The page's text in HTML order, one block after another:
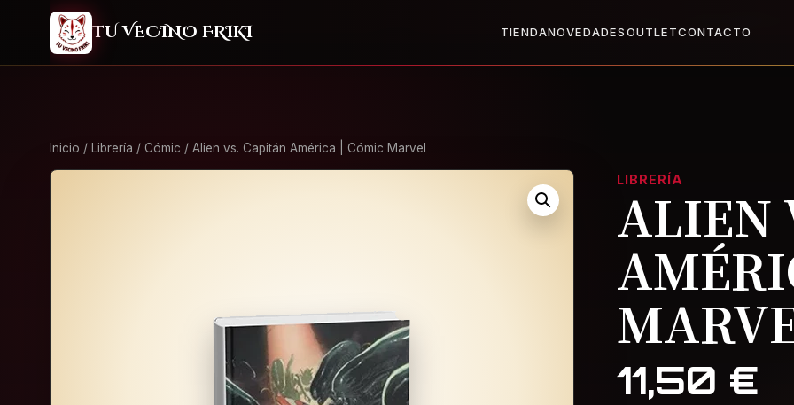
TU VECINO FRIKI TIENDANOVEDADESOUTLETCONTACTO
Inicio / Librería / Cómic / Alien vs. Capitán América | Cómic Marvel
LIBRERÍA
ALIEN
11,50 €